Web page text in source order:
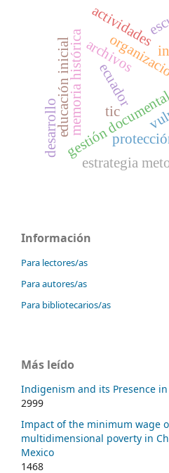
gestión
archivos
memoria histórica ecuador
actividades
estrategia
tic
educación inicial
desarrollo
Información
Para lectores/as
Para autores/as
Para bibliotecarios/as
Más leído
Indigenism and its Presence
2999
Impact of the minimum wage
multidimensional poverty in
Mexico
1468